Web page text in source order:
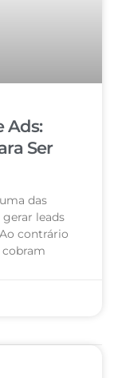
Ads:
Ser
das
leads
contrário